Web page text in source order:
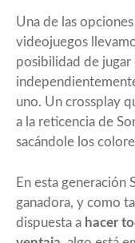
Una de las
videojuegos
posibilidad de jugar
uno. Un crossplay
a la reticencia de
sacándole los
En esta generación
ganadora, y como
dispuesta a hacer